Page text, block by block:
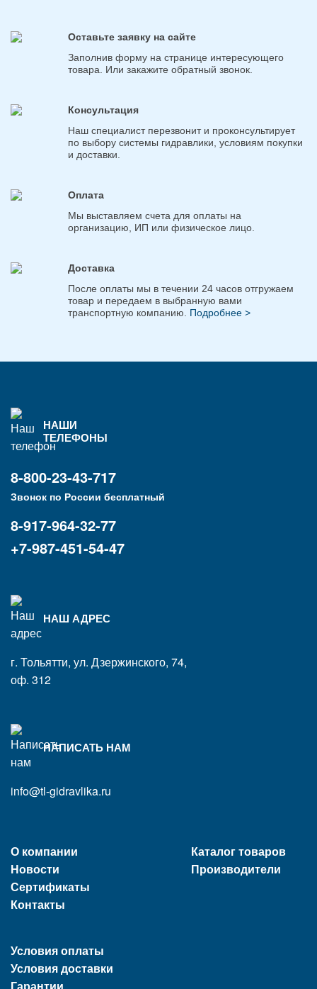
Оставьте заявку на сайте
Заполнив форму на странице интересующего
товара. Или закажите обратный звонок.
Консультация
Наш специалист перезвонит и проконсультирует
по выбору системы гидравлики, условиям покупки
и доставки.
Оплата
Мы выставляем счета для оплаты на
организацию, ИП или физическое лицо.
Доставка
После оплаты мы в течении 24 часов отгружаем
товар и передаем в выбранную вами
транспортную компанию. Подробнее >
НАШИ
ТЕЛЕФОНЫ
8-800-23-43-717
Звонок по России бесплатный
8-917-964-32-77
+7-987-451-54-47
НАШ АДРЕС
г. Тольятти, ул. Дзержинского, 74,
оф. 312
НАПИСАТЬ НАМ
info@tl-gidravlika.ru
О компании
Новости
Сертификаты
Контакты
Условия оплаты
Условия доставки
Гарантии
Каталог товаров
Производители